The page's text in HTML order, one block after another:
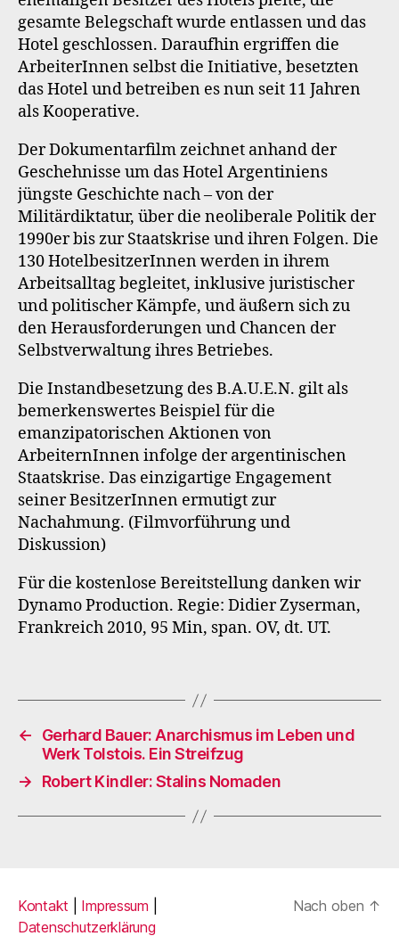
gesamte Belegschaft wurde entlassen und das
Hotel geschlossen. Daraufhin ergriffen die
ArbeiterInnen selbst die Initiative, besetzten
das Hotel und betreiben es nun seit 11 Jahren
als Kooperative.
Der Dokumentarfilm zeichnet anhand der
Geschehnisse um das Hotel Argentiniens
jüngste Geschichte nach – von der
Militärdiktatur, über die neoliberale Politik der
1990er bis zur Staatskrise und ihren Folgen. Die
130 HotelbesitzerInnen werden in ihrem
Arbeitsalltag begleitet, inklusive juristischer
und politischer Kämpfe, und äußern sich zu
den Herausforderungen und Chancen der
Selbstverwaltung ihres Betriebes.
Die Instandbesetzung des B.A.U.E.N. gilt als
bemerkenswertes Beispiel für die
emanzipatorischen Aktionen von
ArbeiternInnen infolge der argentinischen
Staatskrise. Das einzigartige Engagement
seiner BesitzerInnen ermutigt zur
Nachahmung. (Filmvorführung und
Diskussion)
Für die kostenlose Bereitstellung danken wir
Dynamo Production. Regie: Didier Zyserman,
Frankreich 2010, 95 Min, span. OV, dt. UT.
←
Gerhard Bauer: Anarchismus im Leben und
Werk Tolstois. Ein Streifzug
→
Robert Kindler: Stalins Nomaden
Kontakt Impressum
Datenschutzerklärung
Nach oben ↑